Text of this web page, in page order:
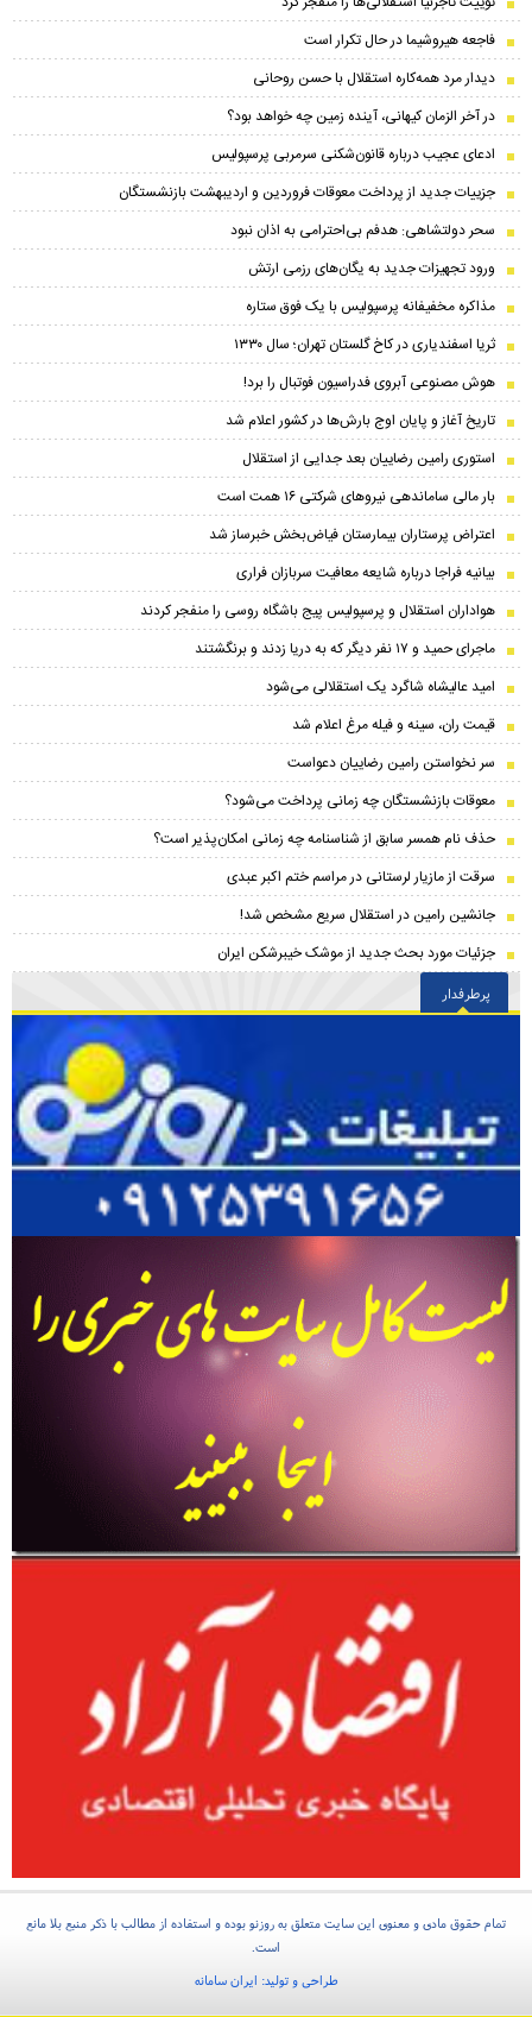
فاجعه هیروشیما در حال تکرار است
دیدار مرد همه‌کاره استقلال با حسن روحانی
در آخر الزمان کیهانی، آینده زمین چه خواهد بود؟
ادعای عجیب درباره قانون‌شکنی سرمربی پرسپولیس
جزییات جدید از پرداخت معوقات فروردین و اردیبهشت بازنشستگان
سحر دولتشاهی: هدفم بی‌احترامی به اذان نبود
ورود تجهیزات جدید به یگان‌های رزمی ارتش
مذاکره مخفیفانه پرسپولیس با یک فوق ستاره
ثریا اسفندیاری در کاخ گلستان تهران؛ سال ۱۳۳۰
هوش مصنوعی آبروی فدراسیون فوتبال را برد!
تاریخ آغاز و پایان اوج بارش‌ها در کشور اعلام شد
استوری رامین رضاییان بعد جدایی از استقلال
بار مالی ساماندهی نیروهای شرکتی ۱۶ همت است
اعتراض پرستاران بیمارستان فیاض‌بخش خبرساز شد
بیانیه فراجا درباره شایعه معافیت سربازان فراری
هواداران استقلال و پرسپولیس پیج باشگاه روسی را منفجر کردند
ماجرای حمید و ۱۷ نفر دیگر که به دریا زدند و برنگشتند
امید عالیشاه شاگرد یک استقلالی می‌شود
قیمت ران، سینه و فیله مرغ اعلام شد
سر نخواستن رامین رضاییان دعواست
معوقات بازنشستگان چه زمانی پرداخت می‌شود؟
حذف نام همسر سابق از شناسنامه چه زمانی امکان‌پذیر است؟
سرقت از مازیار لرستانی در مراسم ختم اکبر عبدی
جانشین رامین در استقلال سریع مشخص شد!
جزئیات مورد بحث جدید از موشک خیبرشکن ایران
پرطرفدار
تمام حقوق مادی و معنوی این سایت متعلق به روزنو بوده و استفاده از مطالب با ذکر منبع بلا مانع
است.
طراحی و تولید: ایران سامانه